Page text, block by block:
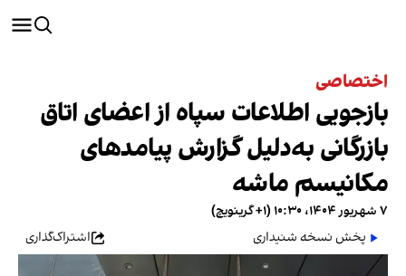
اختصاصی
بازجویی اطلاعات سپاه از اعضای اتاق
بازرگانی به‌دلیل گزارش پیامدهای
مکانیسم ماشه
۷ شهریور ۱۴۰۴، ۱۰:۳۰ (‎+۱ گرینویچ)
پخش نسخه شنیداری
اشتراک‌گذاری